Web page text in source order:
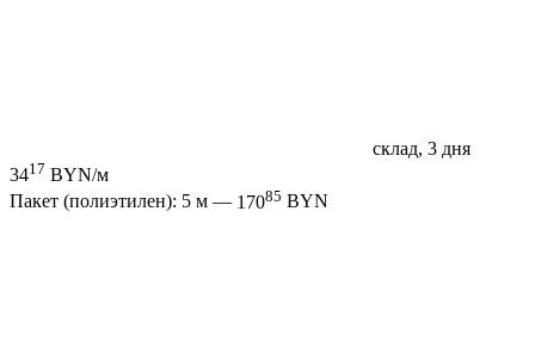
склад, 3 дня
3417 BYN/м
Пакет (полиэтилен): 5 м — 17085 BYN